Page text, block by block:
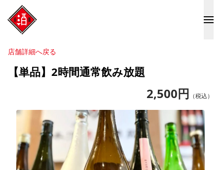
店舗詳細へ戻る
【単品】2時間通常飲み放題
2,500円 （税込）